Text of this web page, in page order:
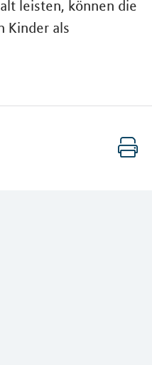
leisten, können die
Kinder als